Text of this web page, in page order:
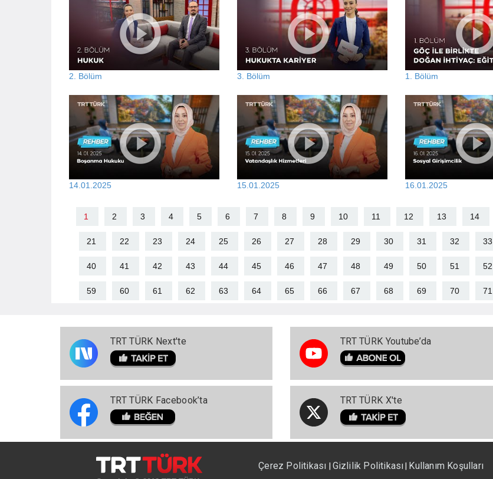
2. Bölüm 3. Bölüm 1. Bölüm
14.01.2025 15.01.2025 16.01.2025
1 2 3 4 5 6 7 8 9 10 11 12 13 14
21 22 23 24 25 26 27 28 29 30 31 32 33
40 41 42 43 44 45 46 47 48 49 50 51 52
59 60 61 62 63 64 65 66 67 68 69 70 71
TRT TÜRK Next'te
TRT TÜRK Facebook’ta
TRT TÜRK Youtube’da
TRT TÜRK X'te
Çerez Politikası Gizlilik Politikası Kullanım Koşulları